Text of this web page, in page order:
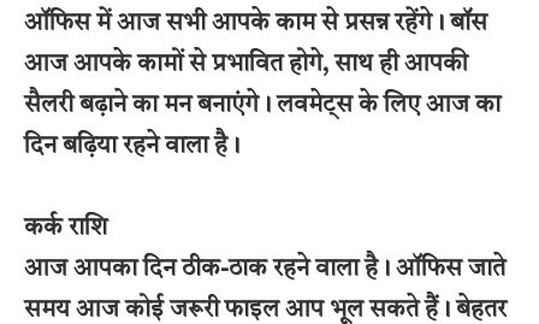
ऑफिस में आज सभी आपके काम से प्रसन्न रहेंगे। बॉस
आज आपके कामों से प्रभावित होगे, साथ ही आपकी
सैलरी बढ़ाने का मन बनाएंगे। लवमेट्स के लिए आज का
दिन बढ़िया रहने वाला है।
कर्क राशि
आज आपका दिन ठीक-ठाक रहने वाला है। ऑफिस जाते
समय आज कोई जरूरी फाइल आप भूल सकते हैं। बेहतर